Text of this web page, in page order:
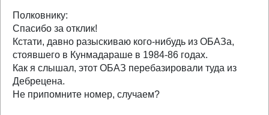
Полковнику:
Спасибо за отклик!
Кстати, давно разыскиваю кого-нибудь из ОБАЗа,
стоявшего в Кунмадараше в 1984-86 годах.
Как я слышал, этот ОБАЗ перебазировали туда из
Дебрецена.
Не припомните номер, случаем?